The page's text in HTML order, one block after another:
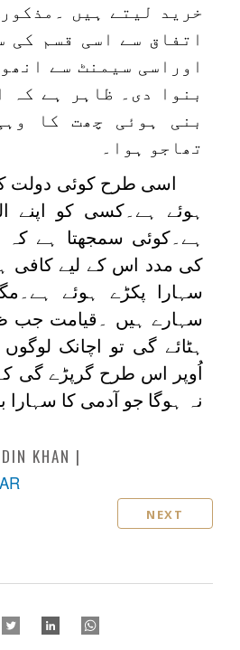
خرید لیتے ہیں
اتفاق سے اسی قسم کی
اوراسی سیمنٹ سے
بنوا دی۔ ظاہر ہے کہ
بنی ہوئی چھت کا
تھاجو ہوا۔
اسی طرح کوئی دولت
ہوئے ہے۔کسی کو اپنے
ہے۔کوئی سمجھتا ہے
کی مدد اس کے لیے کافی
سہارا پکڑے ہوئے
سہارے ہیں ۔قیامت جب
ہٹائے گی تو اچانک
اُوپر اس طرح گرپڑے گی
نہ ہوگا جو آدمی کا سہارا
KHAN
NEXT